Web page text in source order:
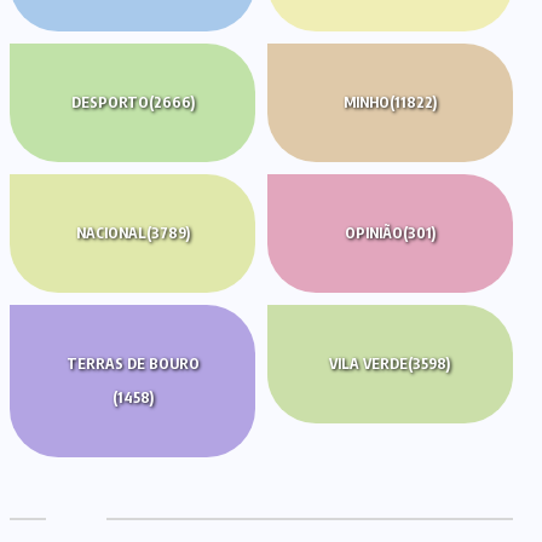
DESPORTO(2666) MINHO(11822)
NACIONAL(3789) OPINIÃO(301)
TERRAS DE BOURO
(1458)
VILA VERDE(3598)